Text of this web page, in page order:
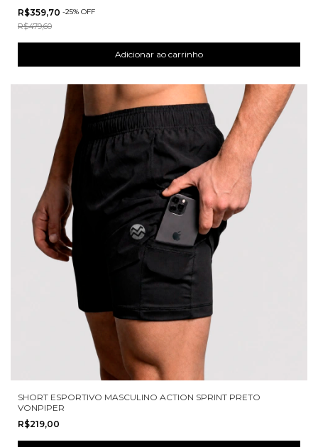
R$359,70 -25% OFF
R$479,60
SHORT ESPORTIVO MASCULINO ACTION SPRINT PRETO
VONPIPER
R$219,00